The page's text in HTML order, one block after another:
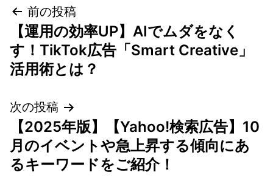
投
稿
ナ
ビ
ゲ
ー
前の投稿
【運用の効率UP】AIでムダをなく
す！TikTok広告「Smart Creative」
活用術とは？
次の投稿
【2025年版】【Yahoo!検索広告】10
月のイベントや急上昇する傾向にあ
るキーワードをご紹介！